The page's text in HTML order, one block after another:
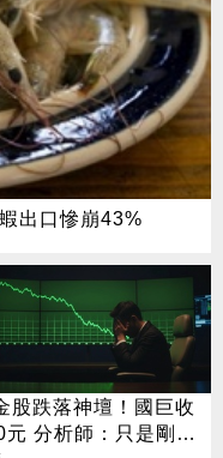
出口慘崩43%
股跌落神壇！國巨收
元 分析師：只是剛開